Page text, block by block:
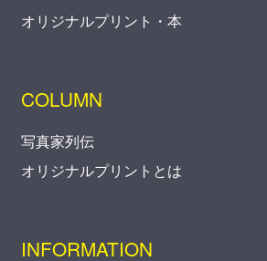
オリジナルプリント・本
COLUMN
写真家列伝
オリジナルプリントとは
INFORMATION